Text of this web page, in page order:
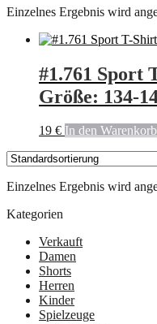
Einzelnes Ergebnis wird
#1.761 Sport
Größe: 134-
19 € In den Warenkorb
Einzelnes Ergebnis wird
Kategorien
Verkauft
Damen
Shorts
Herren
Kinder
Spielzeuge